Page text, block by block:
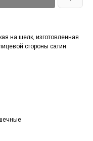
на шелк, изготовленная
стороны сатин